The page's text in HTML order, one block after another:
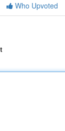
Who Upvoted